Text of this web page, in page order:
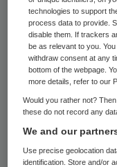
denkt. Daarbij
flexcontract
voor
Ruim de helft
flexwerkers
Abvakabo FNV
een
technologies to support
process data to provide.
disable them. If trackers
be as relevant to you.
withdraw consent at any
bottom of the webpage.
more details, refer to our
Would you rather not?
these do not record any
We and our
Use precise geolocation
identification. Store and/or